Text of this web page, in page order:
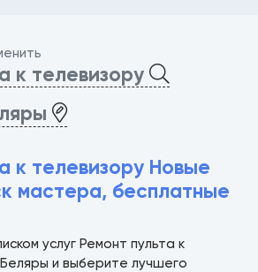
к телевизору
к телевизору Новые
мастера, бесплатные
услуг Ремонт пульта к
и выберите лучшего